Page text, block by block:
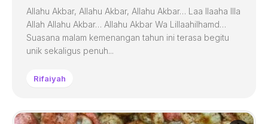
Allahu Akbar, Allahu Akbar, Allahu Akbar… Laa Ilaaha Illa
Allah Allahu Akbar… Allahu Akbar Wa Lillaahilhamd…
Suasana malam kemenangan tahun ini terasa begitu
unik sekaligus penuh...
Rifaiyah